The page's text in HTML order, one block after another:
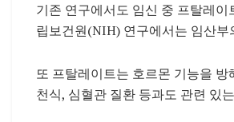
기존 연구에서도 임신 중 프탈레
립보건원(NIH) 연구에서는 임산
또 프탈레이트는 호르몬 기능을
천식, 심혈관 질환 등과도 관련 있